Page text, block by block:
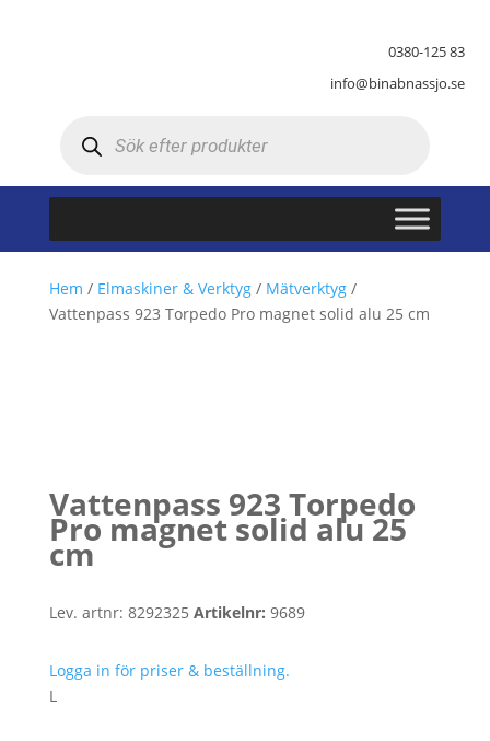
0380-125 83
info@binabnassjo.se
Hem / Elmaskiner & Verktyg/ Mätverktyg/
Vattenpass 923 Torpedo Pro magnet solid alu 25 cm
Vattenpass 923 Torpedo
Pro magnet solid alu 25
cm
Lev. artnr: 8292325 Artikelnr: 9689
Logga in för priser & beställning.
L